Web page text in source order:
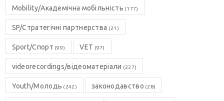
Mobility/Академічна мобільність (177)
SP/Стратегічні партнерства (21)
Sport/Спорт (99) VET (97)
videorecordings/відеоматеріали (227)
Youth/Молодь (242) законодавство (28)